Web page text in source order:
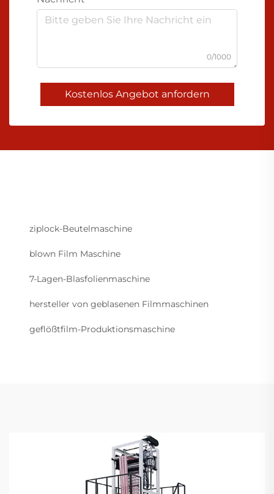
0/1000
Kostenlos Angebot anfordern
ziplock-Beutelmaschine
blown Film Maschine
7-Lagen-Blasfolienmaschine
hersteller von geblasenen Filmmaschinen
geflößtfilm-Produktionsmaschine